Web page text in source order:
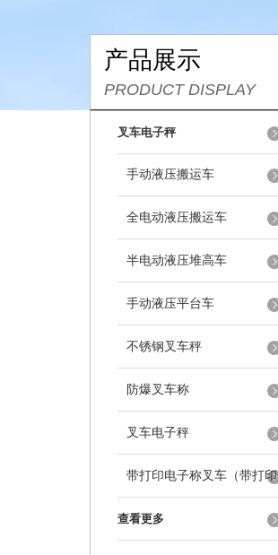
产品展示
PRODUCT DISPLAY
叉车电子秤
手动液压搬运车
全电动液压搬运车
半电动液压堆高车
手动液压平台车
不锈钢叉车秤
防爆叉车称
叉车电子秤
带打印电子称叉车（带打印
叉车秤）
查看更多